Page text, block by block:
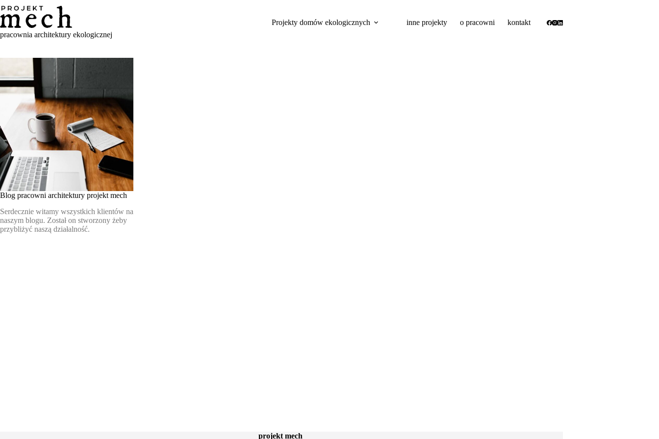
to
content
pracownia architektury ekologicznej
Projekty domów ekologicznych inne projekty o pracowni kontakt
Blog pracowni architektury projekt mech
Serdecznie witamy wszystkich klientów na
naszym blogu. Został on stworzony żeby
przybliżyć naszą działalność.
projekt mech